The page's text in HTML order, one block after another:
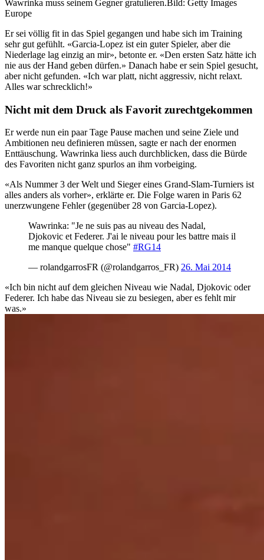
Wawrinka muss seinem Gegner gratulieren.Bild: Getty Images
Europe
Er sei völlig fit in das Spiel gegangen und habe sich im Training
sehr gut gefühlt. «Garcia-Lopez ist ein guter Spieler, aber die
Niederlage lag einzig an mir», betonte er. «Den ersten Satz hätte ich
nie aus der Hand geben dürfen.» Danach habe er sein Spiel gesucht,
aber nicht gefunden. «Ich war platt, nicht aggressiv, nicht relaxt.
Alles war schrecklich!»
Nicht mit dem Druck als Favorit zurechtgekommen
Er werde nun ein paar Tage Pause machen und seine Ziele und
Ambitionen neu definieren müssen, sagte er nach der enormen
Enttäuschung. Wawrinka liess auch durchblicken, dass die Bürde
des Favoriten nicht ganz spurlos an ihm vorbeiging.
«Als Nummer 3 der Welt und Sieger eines Grand-Slam-Turniers ist
alles anders als vorher», erklärte er. Die Folge waren in Paris 62
unerzwungene Fehler (gegenüber 28 von Garcia-Lopez).
Wawrinka: "Je ne suis pas au niveau des Nadal,
Djokovic et Federer. J'ai le niveau pour les battre mais il
me manque quelque chose" #RG14
— rolandgarrosFR (@rolandgarros_FR) 26. Mai 2014
«Ich bin nicht auf dem gleichen Niveau wie Nadal, Djokovic oder
Federer. Ich habe das Niveau sie zu besiegen, aber es fehlt mir
was.»